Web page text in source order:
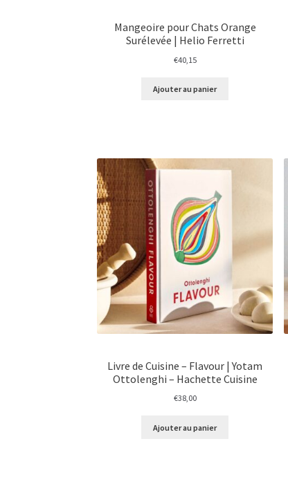
Mangeoire pour Chats Orange
Surélevée | Helio Ferretti
€40,15
Ajouter au panier
Livre de Cuisine – Flavour | Yotam
Ottolenghi – Hachette Cuisine
€38,00
Ajouter au panier